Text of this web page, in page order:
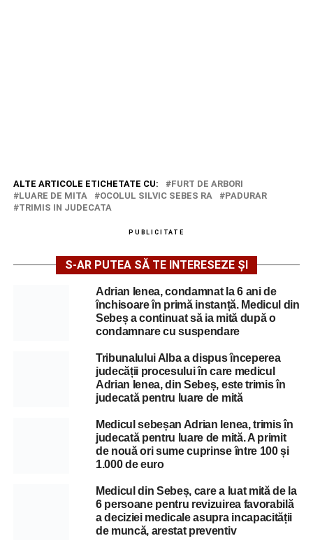
ALTE ARTICOLE ETICHETATE CU:
FURT DE ARBORI
LUARE DE MITA
OCOLUL SILVIC SEBES RA
PADURAR
TRIMIS IN JUDECATA
PUBLICITATE
S-AR PUTEA SĂ TE INTERESEZE ȘI
Adrian Ienea, condamnat la 6 ani de
închisoare în primă instanță. Medicul din
Sebeș a continuat să ia mită după o
condamnare cu suspendare
Tribunalului Alba a dispus începerea
judecății procesului în care medicul
Adrian Ienea, din Sebeș, este trimis în
judecată pentru luare de mită
Medicul sebeșan Adrian Ienea, trimis în
judecată pentru luare de mită. A primit
de nouă ori sume cuprinse între 100 și
1.000 de euro
Medicul din Sebeș, care a luat mită de la
6 persoane pentru revizuirea favorabilă
a deciziei medicale asupra incapacității
de muncă, arestat preventiv